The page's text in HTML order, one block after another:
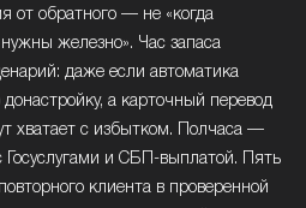
от обратного — не «когда
железно». Час запаса
даже если автоматика
а карточный перевод
хватает с избытком. Полчаса —
Госуслугами и СБП-выплатой. Пять
клиента в проверенной